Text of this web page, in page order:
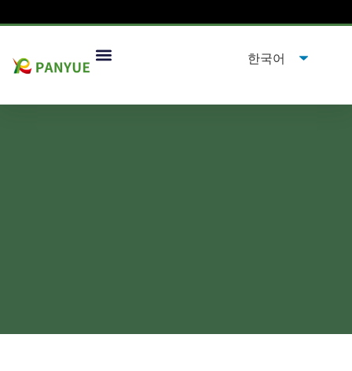
Airless Vs. 전통적인 펌프 병:
어느 것이 당신에게 맞습니까?